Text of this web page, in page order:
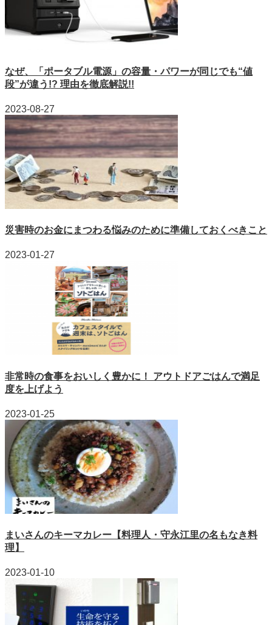
なぜ、「ポータブル電源」の容量・パワーが同じでも“値
段”が違う!? 理由を徹底解説!!
2023-08-27
災害時のお金にまつわる悩みのために準備しておくべきこと
2023-01-27
非常時の食事をおいしく豊かに！ アウトドアごはんで満足
度を上げよう
2023-01-25
まいさんのキーマカレー【料理人・守永江里の名もなき料
理】
2023-01-10